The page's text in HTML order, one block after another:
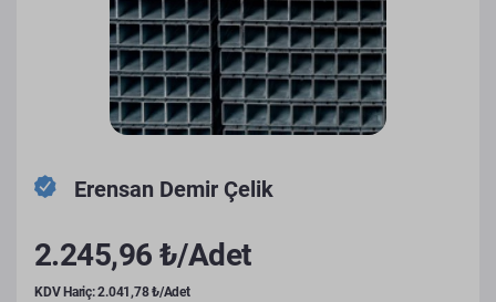
Erensan Demir Çelik
2.245,96 ₺/Adet
KDV Hariç: 2.041,78 ₺/Adet